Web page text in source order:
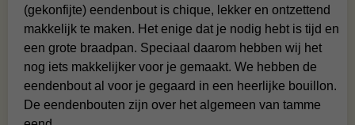
(gekonfijte) eendenbout is chique, lekker en ontzettend
makkelijk te maken. Het enige dat je nodig hebt is tijd en
een grote braadpan. Speciaal daarom hebben wij het
nog iets makkelijker voor je gemaakt. We hebben de
eendenbout al voor je gegaard in een heerlijke bouillon.
De eendenbouten zijn over het algemeen van tamme